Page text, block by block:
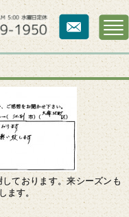
ております。来シーズンも
ます。